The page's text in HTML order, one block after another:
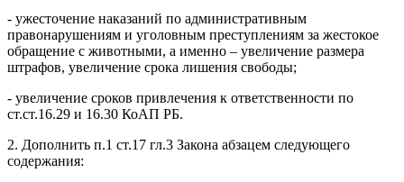
- ужесточение наказаний по административным
правонарушениям и уголовным преступлениям за жестокое
обращение с животными, а именно – увеличение размера
штрафов, увеличение срока лишения свободы;
- увеличение сроков привлечения к ответственности по
ст.ст.16.29 и 16.30 КоАП РБ.
2. Дополнить п.1 ст.17 гл.3 Закона абзацем следующего
содержания: